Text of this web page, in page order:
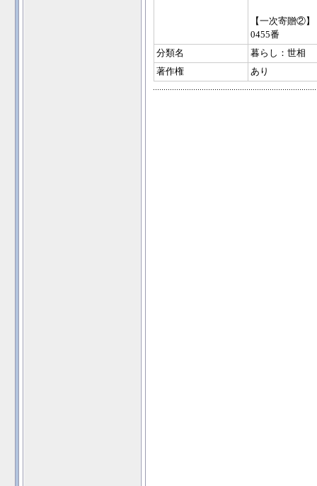
【一次寄贈②】
0455番
分類名
暮らし：世相
著作権
あり